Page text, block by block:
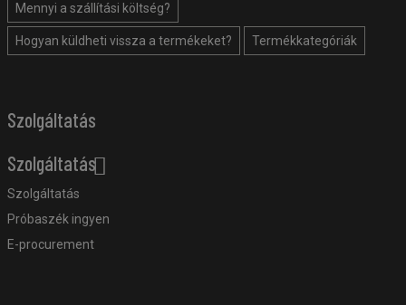
Mennyi a szállítási költség?
Hogyan küldheti vissza a termékeket? Termékkategóriák
Szolgáltatás
Szolgáltatás
Szolgáltatás
Próbaszék ingyen
E-procurement